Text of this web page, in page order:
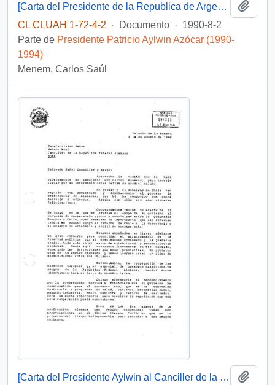
[Carta del Presidente de la Republica de Argentina al Presidente Aylwin, aceptando invitación a visitar al país].
CL CLUAH 1-72-4-2
· Documento · 1990-8-2
Parte de Presidente Patricio Aylwin Azócar (1990-
1994)
Menem, Carlos Saúl
[Carta del Presidente Aylwin al Canciller de la República Federal de Alemania, enviando sus saludos].